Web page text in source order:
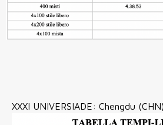
XXXI UNIVERSIADE: Chengdu